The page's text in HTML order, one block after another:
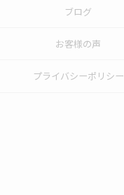
ブログ
お客様の声
プライバシーポリシー